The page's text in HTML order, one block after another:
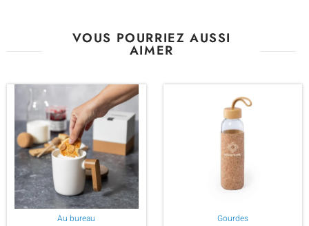
VOUS POURRIEZ AUSSI
AIMER
Au bureau Gourdes